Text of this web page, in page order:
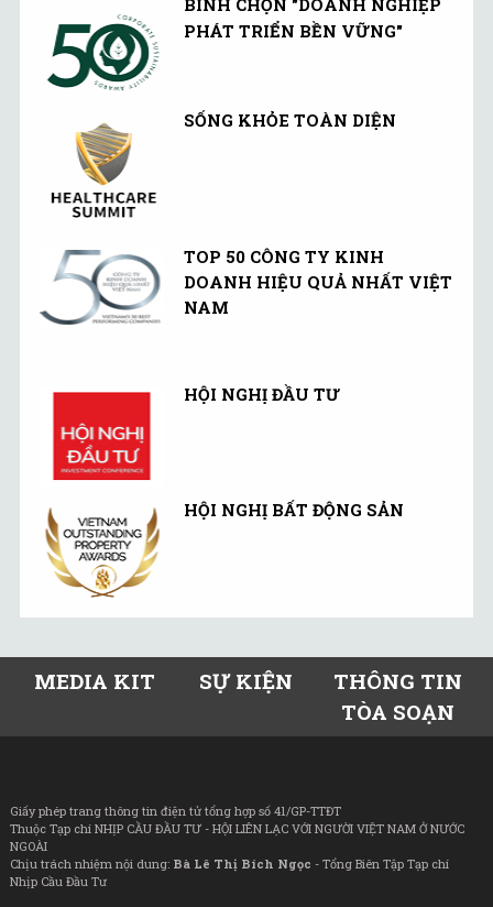
PHÁT TRIỂN BỀN VỮNG"
SỐNG KHỎE TOÀN DIỆN
TOP 50 CÔNG TY KINH
DOANH HIỆU QUẢ NHẤT VIỆT
NAM
HỘI NGHỊ ĐẦU TƯ
HỘI NGHỊ BẤT ĐỘNG SẢN
MEDIA KIT SỰ KIỆN
THÔNG TIN
TÒA SOẠN
Giấy phép trang thông tin điện tử tổng hợp số 41/GP-TTĐT
Thuộc Tạp chí NHỊP CẦU ĐẦU TƯ - HỘI LIÊN LẠC VỚI NGƯỜI VIỆT NAM Ở NƯỚC
NGOÀI
Chịu trách nhiệm nội dung: Bà Lê Thị Bích Ngọc - Tổng Biên Tập Tạp chí
Nhịp Cầu Đầu Tư